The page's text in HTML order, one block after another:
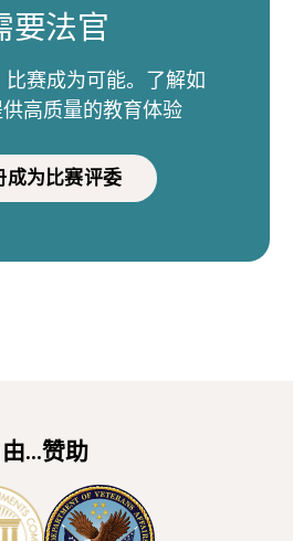
要法官
赛成为可能。了解如
高质量的教育体验
成为比赛评委
由...赞助